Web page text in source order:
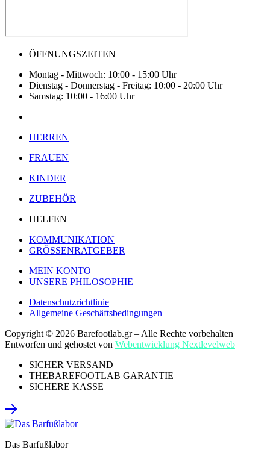
ÖFFNUNGSZEITEN
Montag - Mittwoch: 10:00 - 15:00 Uhr
Dienstag - Donnerstag - Freitag: 10:00 - 20:00 Uhr
Samstag: 10:00 - 16:00 Uhr
HERREN
FRAUEN
KINDER
ZUBEHÖR
HELFEN
KOMMUNIKATION
GRÖSSENRATGEBER
MEIN KONTO
UNSERE PHILOSOPHIE
Datenschutzrichtlinie
Allgemeine Geschäftsbedingungen
Copyright © 2026 Barefootlab.gr – Alle Rechte vorbehalten
Entworfen und gehostet von Webentwicklung Nextlevelweb
SICHER VERSAND
THEBAREFOOTLAB GARANTIE
SICHERE KASSE
Das Barfußlabor